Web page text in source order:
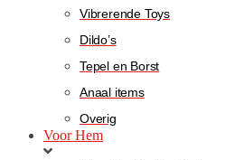
Vibrerende Toys
Dildo’s
Tepel en Borst
Anaal items
Overig
Voor Hem